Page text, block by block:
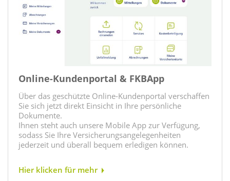
Online-Kundenportal & FKBApp
Über das geschützte Online-Kundenportal verschaffen
Sie sich jetzt direkt Einsicht in Ihre persönliche
Dokumente.
Ihnen steht auch unsere Mobile App zur Verfügung,
sodass Sie Ihre Versicherungsangelegenheiten
jederzeit und überall bequem erledigen können.
Hier klicken für mehr